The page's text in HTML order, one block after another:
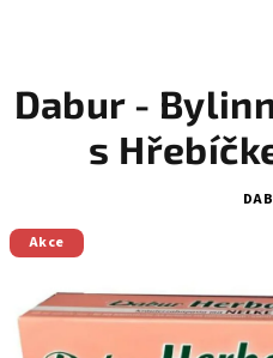
Dabur -
s
Akce